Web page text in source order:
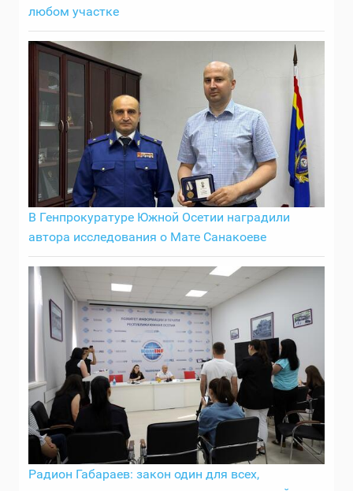
любом участке
В Генпрокуратуре Южной Осетии наградили
автора исследования о Мате Санакоеве
Радион Габараев: закон один для всех,